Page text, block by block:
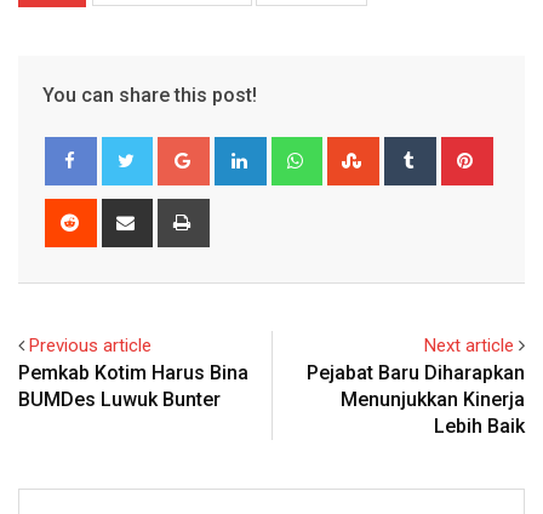
You can share this post!
Google+ LinkedIn WhatsappStumbleUpon
Tumblr
Reddit
Share
Previous article
Pemkab Kotim Harus Bina
BUMDes Luwuk Bunter
Next article
Pejabat Baru Diharapkan
Menunjukkan Kinerja
Lebih Baik